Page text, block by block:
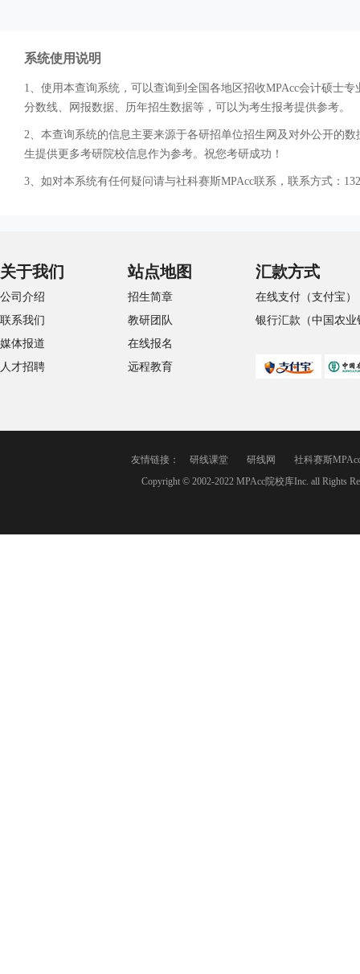
系统使用说明
1、使用本查询系统，可以查询到全国各地区招收MPAcc会计硕士
分数线、网报数据、历年招生数据等，可以为考生报考提供参考。
2、本查询系统的信息主要来源于各研招单位招生网及对外公开的
生提供更多考研院校信息作为参考。祝您考研成功！
3、如对本系统有任何疑问请与社科赛斯MPAcc联系，联系方式：
关于我们
公司介绍
联系我们
媒体报道
人才招聘
站点地图
招生简章
教研团队
在线报名
远程教育
汇款方式
在线支付（支付宝）
银行汇款（中国农业
友情链接： 研线课堂 研线网
社科赛斯
Copyright © 2002-2022 MPAcc院校库Inc. all Rights